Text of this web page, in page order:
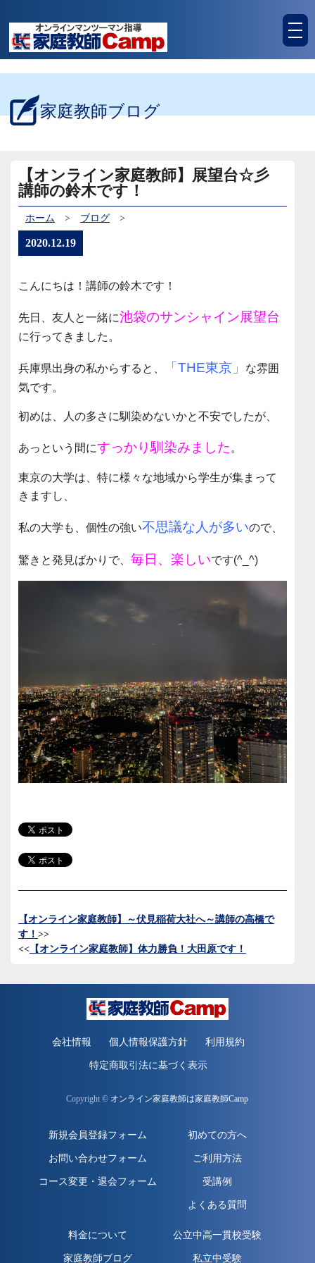
家庭教師ブログ
【オンライン家庭教師】展望台☆彡
講師の鈴木です！
ホーム > ブログ >
2020.12.19
こんにちは！講師の鈴木です！
先日、友人と一緒に池袋のサンシャイン展望台
に行ってきました。
兵庫県出身の私からすると、 「THE東京」
な雰囲
気です。
初めは、人の多さに馴染めないかと不安でしたが、
あっという間にすっかり馴染みました。
東京の大学は、特に様々な地域から学生が集まって
きますし、
私の大学も、個性の強い不思議な人が多いので、
驚きと発見ばかりで、 毎日、楽しいです(^_^)
【オンライン家庭教師】～伏見稲荷大社へ～講師の高橋で
す！ >>
<<【オンライン家庭教師】体力勝負！大田原です！
会社情報 個人情報保護方針 利用規約
特定商取引法に基づく表示
Copyright © オンライン家庭教師は家庭教師Camp
新規会員登録フォーム
お問い合わせフォーム
コース変更・退会フォーム
初めての方へ
ご利用方法
受講例
よくある質問
料金について
家庭教師ブログ
公立中高一貫校受験
私立中受験